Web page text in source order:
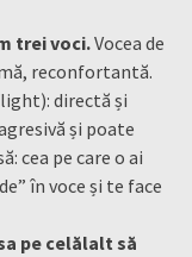
trei voci.Vocea de
reconfortantă.
directă și
și poate
cea pe care o ai
în voce și te face
pe celălalt să